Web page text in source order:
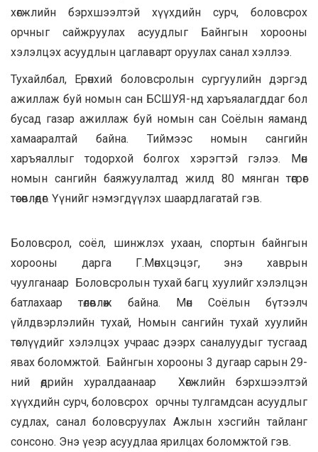
хөгжлийн бэрхшээлтэй хүүхдийн сурч, боловсрох
орчныг сайжруулах асуудлыг Байнгын хорооны
хэлэлцэх асуудлын цаглаварт оруулах санал хэллээ.
Тухайлбал, Ерөнхий боловсролын сургуулийн дэргэд
ажиллаж буй номын сан БСШУЯ-нд харъяалагддаг бол
бусад газар ажиллаж буй номын сан Соёлын яаманд
хамааралтай байна. Тиймээс номын сангийн
харъяаллыг тодорхой болгох хэрэгтэй гэлээ. Мөн
номын сангийн баяжуулалтад жилд 80 мянган төгрөг
төсөвлөдөг. Үүнийг нэмэгдүүлэх шаардлагатай гэв.
Боловсрол, соёл, шинжлэх ухаан, спортын байнгын
хорооны дарга Г.Мөнхцэцэг, энэ хаврын
чуулганаар Боловсролын тухай багц хуулийг хэлэлцэн
батлахаар төлөвлөж байна. Мөн Соёлын бүтээлч
үйлдвэрлэлийн тухай, Номын сангийн тухай хуулийн
төслүүдийг хэлэлцэх учраас дээрх саналуудыг тусгаад
явах боломжтой. Байнгын хорооны 3 дугаар сарын 29-
ний өдрийн хуралдаанаар Хөгжлийн бэрхшээлтэй
хүүхдийн сурч, боловсрох орчны тулгамдсан асуудлыг
судлах, санал боловсруулах Ажлын хэсгийн тайланг
сонсоно. Энэ үеэр асуудлаа ярилцах боломжтой гэв.